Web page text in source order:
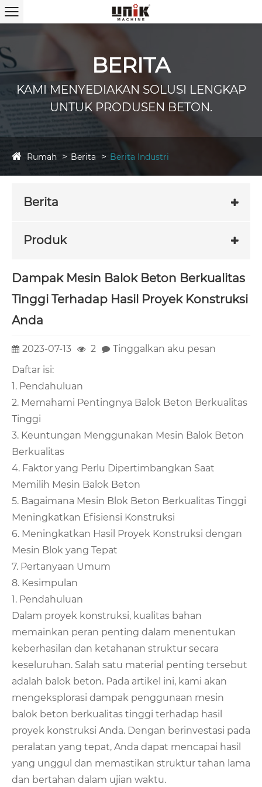
BERITA
KAMI MENYEDIAKAN SOLUSI LENGKAP
UNTUK PRODUSEN BETON.
Rumah Berita Berita Industri
Berita
Produk
Dampak Mesin Balok Beton Berkualitas
Tinggi Terhadap Hasil Proyek Konstruksi
Anda
2023-07-13 2
Tinggalkan aku pesan
Daftar isi:
1. Pendahuluan
2. Memahami Pentingnya Balok Beton Berkualitas
Tinggi
3. Keuntungan Menggunakan Mesin Balok Beton
Berkualitas
4. Faktor yang Perlu Dipertimbangkan Saat
Memilih Mesin Balok Beton
5. Bagaimana Mesin Blok Beton Berkualitas Tinggi
Meningkatkan Efisiensi Konstruksi
6. Meningkatkan Hasil Proyek Konstruksi dengan
Mesin Blok yang Tepat
7. Pertanyaan Umum
8. Kesimpulan
1. Pendahuluan
Dalam proyek konstruksi, kualitas bahan
memainkan peran penting dalam menentukan
keberhasilan dan ketahanan struktur secara
keseluruhan. Salah satu material penting tersebut
adalah balok beton. Pada artikel ini, kami akan
mengeksplorasi dampak penggunaan mesin
balok beton berkualitas tinggi terhadap hasil
proyek konstruksi Anda. Dengan berinvestasi pada
peralatan yang tepat, Anda dapat mencapai hasil
yang unggul dan memastikan struktur tahan lama
dan bertahan dalam ujian waktu.